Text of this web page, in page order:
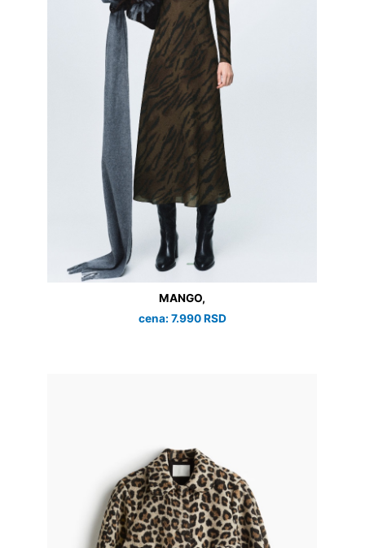
MANGO,
cena: 7.990 RSD